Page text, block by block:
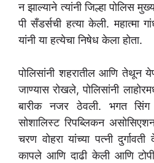
न झाल्याने त्यांनी जिल्हा पोलिस
पी सँडर्सची हत्या केली. महात्मा
यांनी या हत्येचा निषेध केला होता.
पोलिसांनी शहरातील आणि तेथून
जाण्यास रोखले, पोलिसांनी
बारीक नजर ठेवली. भगत
सोशालिस्ट रिपब्लिकन
चरण वोहरा यांच्या पत्नी
कापले आणि दाढी केली आणि